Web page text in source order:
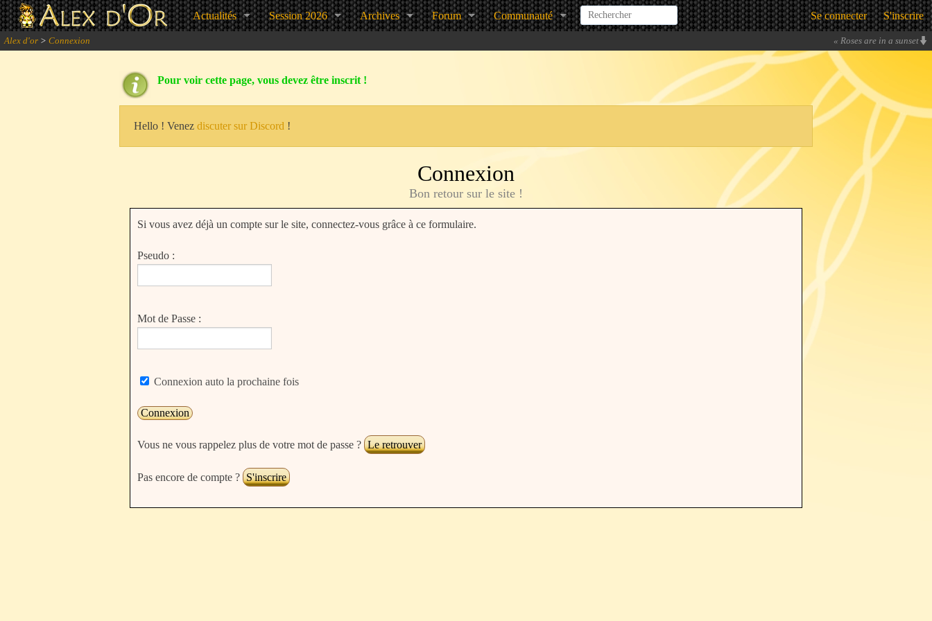
Actualités Session 2026 Archives Forum Communauté Se connecter S'inscrire
Alex d'or > Connexion « Roses are in a sunset
Violet is a fool
Trying to access array offset
on value of type bool » -
Pour voir cette page, vous devez être inscrit !
Hello ! Venez discuter sur Discord !
Connexion
Bon retour sur le site !
Si vous avez déjà un compte sur le site, connectez-vous grâce à ce formulaire.
Pseudo :
Mot de Passe :
Connexion auto la prochaine fois
Vous ne vous rappelez plus de votre mot de passe ? Le retrouver
Pas encore de compte ? S'inscrire